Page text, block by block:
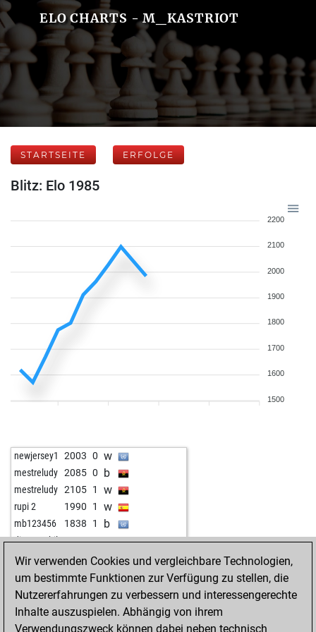
ELO CHARTS - M_KASTRIOT
STARTSEITE ERFOLGE
Blitz: Elo 1985
2200
2100
2000
1900
1800
1700
1600
1500
newjersey1 2003 0 w
mestreludy 2085 0 b
mestreludy 2105 1 w
rupi 2 1990 1 w
mb123456 1838 1 b
dima mobil 2050 1 w
frank1122 1520 1 b
karsa1468 1822 1 w
weltgeist 1663 1 b
patozo 1772 0 w
Wir verwenden Cookies und vergleichbare Technologien,
um bestimmte Funktionen zur Verfügung zu stellen, die
Nutzererfahrungen zu verbessern und interessengerechte
Inhalte auszuspielen. Abhängig von ihrem
Verwendungszweck können dabei neben technisch